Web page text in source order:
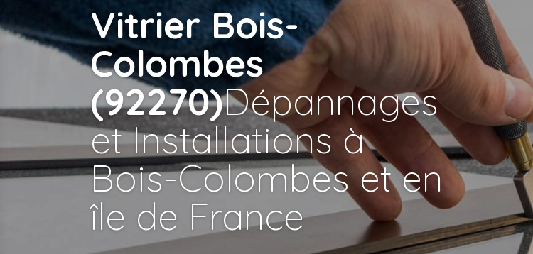
Vitrier Bois-
Colombes
(92270)Dépannages
et Installations à
Bois-Colombes et en
île de France